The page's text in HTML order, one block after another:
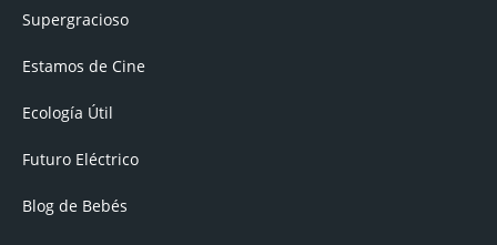
Supergracioso
Estamos de Cine
Ecología Útil
Futuro Eléctrico
Blog de Bebés